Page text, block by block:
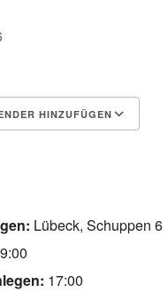
HINZUFÜGEN
Lübeck, Schuppen 6
17:00